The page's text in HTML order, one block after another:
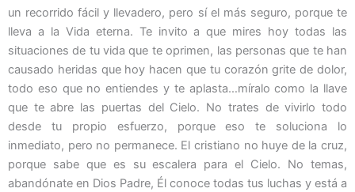
un recorrido fácil y llevadero, pero sí el más seguro, porque te
lleva a la Vida eterna. Te invito a que mires hoy todas las
situaciones de tu vida que te oprimen, las personas que te han
causado heridas que hoy hacen que tu corazón grite de dolor,
todo eso que no entiendes y te aplasta…míralo como la llave
que te abre las puertas del Cielo. No trates de vivirlo todo
desde tu propio esfuerzo, porque eso te soluciona lo
inmediato, pero no permanece. El cristiano no huye de la cruz,
porque sabe que es su escalera para el Cielo. No temas,
abandónate en Dios Padre, Él conoce todas tus luchas y está a